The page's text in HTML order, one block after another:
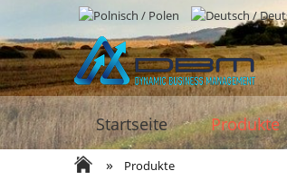
Startseite Produkte
» Produkte